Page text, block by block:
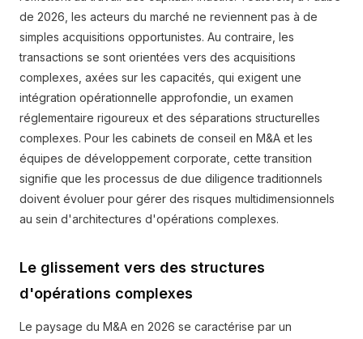
de 2026, les acteurs du marché ne reviennent pas à de
simples acquisitions opportunistes. Au contraire, les
transactions se sont orientées vers des acquisitions
complexes, axées sur les capacités, qui exigent une
intégration opérationnelle approfondie, un examen
réglementaire rigoureux et des séparations structurelles
complexes. Pour les cabinets de conseil en M&A et les
équipes de développement corporate, cette transition
signifie que les processus de due diligence traditionnels
doivent évoluer pour gérer des risques multidimensionnels
au sein d'architectures d'opérations complexes.
Le glissement vers des structures
d'opérations complexes
Le paysage du M&A en 2026 se caractérise par un